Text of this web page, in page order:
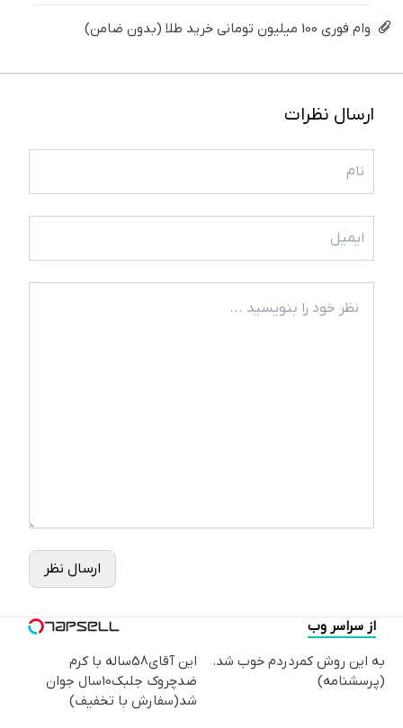
وام فوری 100 میلیون تومانی خرید طلا (بدون ضامن)
ارسال نظرات
ارسال نظر
از سراسر وب
به این روش کمردردم خوب شد.
(پرسشنامه)
این آقای58ساله با کرم
ضدچروک جلبک10سال جوان
شد(سفارش با تخفیف)